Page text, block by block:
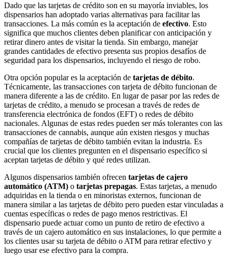
Dado que las tarjetas de crédito son en su mayoría inviables, los
dispensarios han adoptado varias alternativas para facilitar las
transacciones. La más común es la aceptación de efectivo. Esto
significa que muchos clientes deben planificar con anticipación y
retirar dinero antes de visitar la tienda. Sin embargo, manejar
grandes cantidades de efectivo presenta sus propios desafíos de
seguridad para los dispensarios, incluyendo el riesgo de robo.
Otra opción popular es la aceptación de tarjetas de débito.
Técnicamente, las transacciones con tarjeta de débito funcionan de
manera diferente a las de crédito. En lugar de pasar por las redes de
tarjetas de crédito, a menudo se procesan a través de redes de
transferencia electrónica de fondos (EFT) o redes de débito
nacionales. Algunas de estas redes pueden ser más tolerantes con las
transacciones de cannabis, aunque aún existen riesgos y muchas
compañías de tarjetas de débito también evitan la industria. Es
crucial que los clientes pregunten en el dispensario específico si
aceptan tarjetas de débito y qué redes utilizan.
Algunos dispensarios también ofrecen tarjetas de cajero
automático (ATM) o tarjetas prepagas. Estas tarjetas, a menudo
adquiridas en la tienda o en minoristas externos, funcionan de
manera similar a las tarjetas de débito pero pueden estar vinculadas a
cuentas específicas o redes de pago menos restrictivas. El
dispensario puede actuar como un punto de retiro de efectivo a
través de un cajero automático en sus instalaciones, lo que permite a
los clientes usar su tarjeta de débito o ATM para retirar efectivo y
luego usar ese efectivo para la compra.